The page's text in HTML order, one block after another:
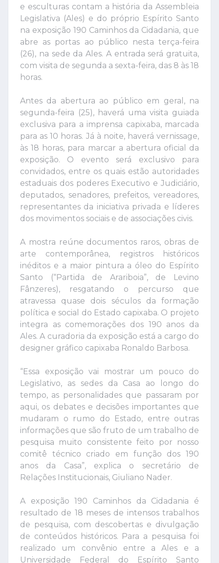
e esculturas contam a história da Assembleia
Legislativa (Ales) e do próprio Espírito Santo
na exposição 190 Caminhos da Cidadania, que
abre as portas ao público nesta terça-feira
(26), na sede da Ales. A entrada será gratuita,
com visita de segunda a sexta-feira, das 8 às 18
horas.
Antes da abertura ao público em geral, na
segunda-feira (25), haverá uma visita guiada
exclusiva para a imprensa capixaba, marcada
para as 10 horas. Já à noite, haverá vernissage,
às 18 horas, para marcar a abertura oficial da
exposição. O evento será exclusivo para
convidados, entre os quais estão autoridades
estaduais dos poderes Executivo e Judiciário,
deputados, senadores, prefeitos, vereadores,
representantes da iniciativa privada e líderes
dos movimentos sociais e de associações civis.
A mostra reúne documentos raros, obras de
arte contemporânea, registros históricos
inéditos e a maior pintura a óleo do Espírito
Santo (“Partida de Arariboia”, de Levino
Fânzeres), resgatando o percurso que
atravessa quase dois séculos da formação
política e social do Estado capixaba. O projeto
integra as comemorações dos 190 anos da
Ales. A curadoria da exposição está a cargo do
designer gráfico capixaba Ronaldo Barbosa.
“Essa exposição vai mostrar um pouco do
Legislativo, as sedes da Casa ao longo do
tempo, as personalidades que passaram por
aqui, os debates e decisões importantes que
mudaram o rumo do Estado, entre outras
informações que são fruto de um trabalho de
pesquisa muito consistente feito por nosso
comitê técnico criado em função dos 190
anos da Casa”, explica o secretário de
Relações Institucionais, Giuliano Nader.
A exposição 190 Caminhos da Cidadania é
resultado de 18 meses de intensos trabalhos
de pesquisa, com descobertas e divulgação
de conteúdos históricos. Para a pesquisa foi
realizado um convênio entre a Ales e a
Universidade Federal do Espírito Santo